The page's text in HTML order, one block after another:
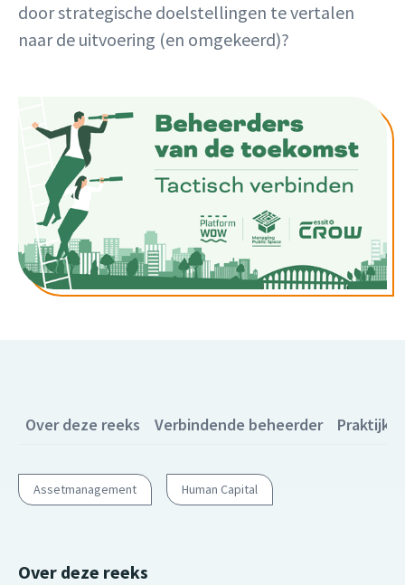
door strategische doelstellingen te vertalen
naar de uitvoering (en omgekeerd)?
Over deze reeks Verbindende beheerder
Assetmanagement Human Capital
Over deze reeks